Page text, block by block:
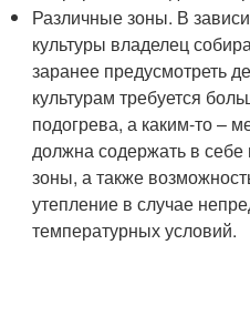
Различные зоны. В
культуры владелец
заранее предусмотреть
культурам требуется
подогрева, а каким-то –
должна содержать в себе
зоны, а также
утепление в случае
температурных условий.